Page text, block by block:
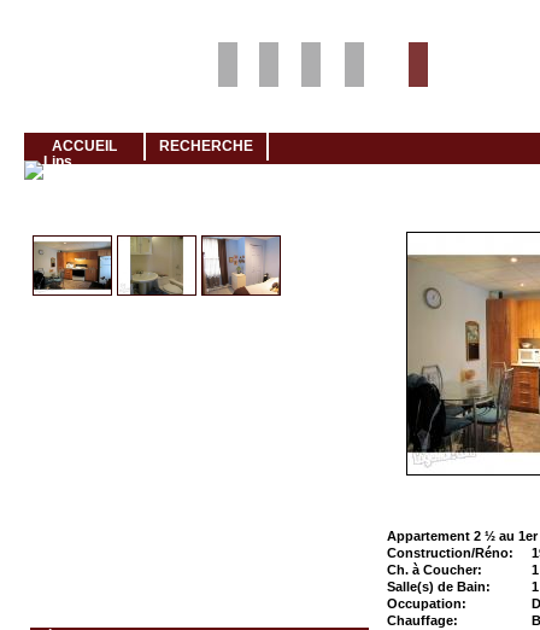
ACCUEIL RECHERCHE
Appartement 2 ½ au 1er
Construction/Réno:
Ch. à Coucher:
1
Salle(s) de Bain:
1
Occupation:
Chauffage: